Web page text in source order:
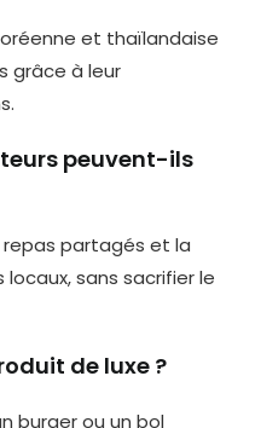
et thaïlandaise
grâce à leur
peuvent-ils
repas partagés et la
sans sacrifier le
de luxe ?
burger ou un bol